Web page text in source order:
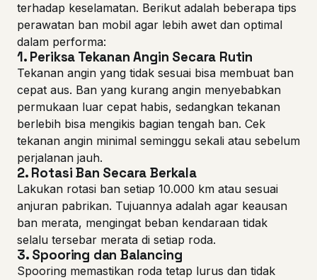
terhadap keselamatan. Berikut adalah beberapa tips
perawatan ban mobil agar lebih awet dan optimal
dalam performa:
1. Periksa Tekanan Angin Secara Rutin
Tekanan angin yang tidak sesuai bisa membuat ban
cepat aus. Ban yang kurang angin menyebabkan
permukaan luar cepat habis, sedangkan tekanan
berlebih bisa mengikis bagian tengah ban. Cek
tekanan angin minimal seminggu sekali atau sebelum
perjalanan jauh.
2. Rotasi Ban Secara Berkala
Lakukan rotasi ban setiap 10.000 km atau sesuai
anjuran pabrikan. Tujuannya adalah agar keausan
ban merata, mengingat beban kendaraan tidak
selalu tersebar merata di setiap roda.
3. Spooring dan Balancing
Spooring memastikan roda tetap lurus dan tidak